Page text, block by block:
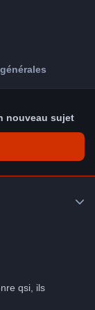
nouveau sujet
qsi, ils